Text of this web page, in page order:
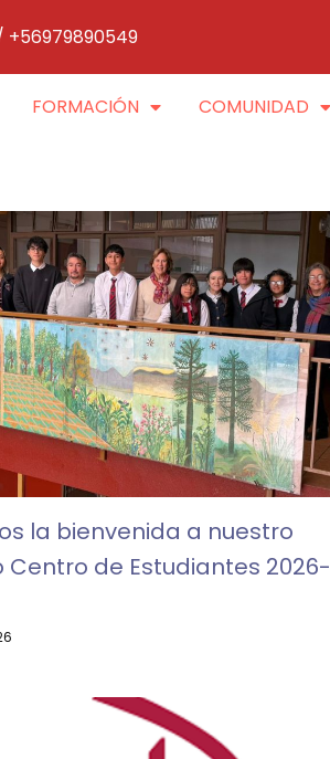
+56979890549
FORMACIÓN COMUNIDAD
la bienvenida a nuestro
Centro de Estudiantes 2026-